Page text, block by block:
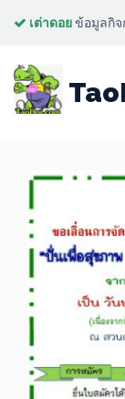
เต่าดอยข้อมูลกิจ
ปั่
รอ